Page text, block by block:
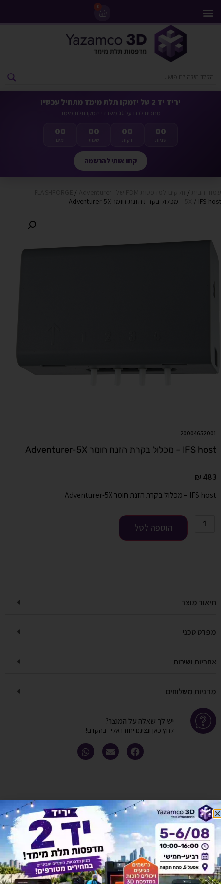
0
יריד יד 2 של יזמקו תלת מימד מתחיל עכשיו
מחכים לכם על גג משרדי יזמקו תלת מימד
00
ימים
00
שעות
00
דקות
00
שניות
קחו אותי להרשמה
/
/
/ IFS host – מכלול בקרת הזנת חומר Adventurer-5X
20004652001
IFS host – מכלול בקרת הזנת חומר Adventurer-5X
₪ 483
IFS host – מכלול בקרת הזנת חומר Adventurer-5X
הוספה לסל
תיאור מוצר
מפרט טכני
אחריות ושירות
מדניות משלוחים
יש לך שאלה על המוצר?
לחץ כאן ונציגנו יחזרו אליך בהקדם!
אולי יעניין אותך גם